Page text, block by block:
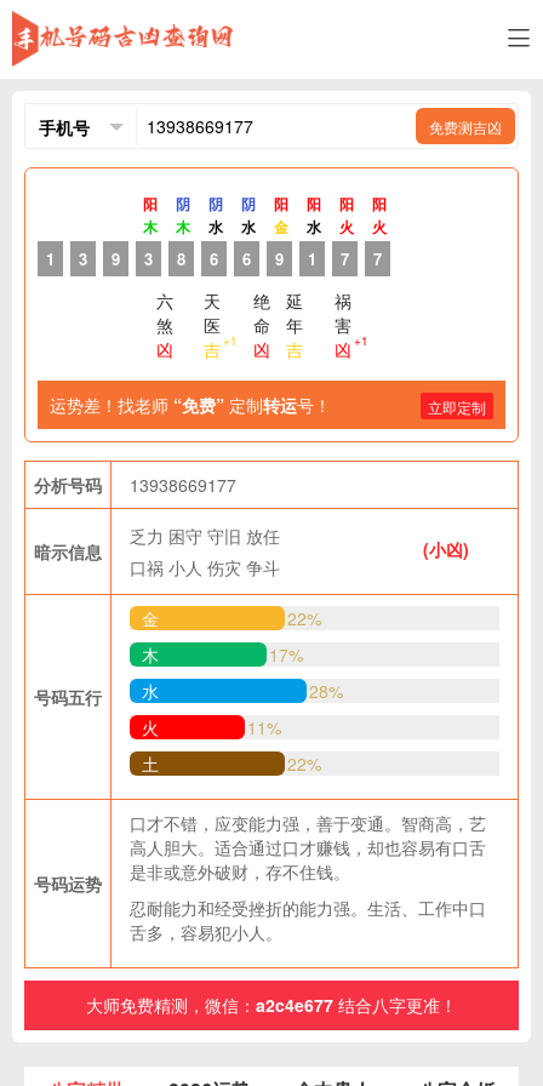
免费测吉凶
1 3 9
阳
木
3
阴
木
8
六
煞
凶
阴
水
6
阴
水
6
天
医
吉+1
阳
金
9
绝
命
凶
阳
水
1
延
年
吉
阳
火
7
阳
火
7
祸
害
凶 +1
运势差！找老师 “免费” 定制转运号！ 立即定制
分析号码 13938669177
暗示信息
乏力 困守 守旧 放任
口祸 小人 伤灾 争斗
(小凶)
号码五行
金
22%
木
17%
水
28%
火
11%
土
22%
号码运势
口才不错，应变能力强，善于变通。智商高，艺
高人胆大。适合通过口才赚钱，却也容易有口舌
是非或意外破财，存不住钱。
忍耐能力和经受挫折的能力强。生活、工作中口
舌多，容易犯小人。
大师免费精测，微信： a2c4e677 结合八字更准！